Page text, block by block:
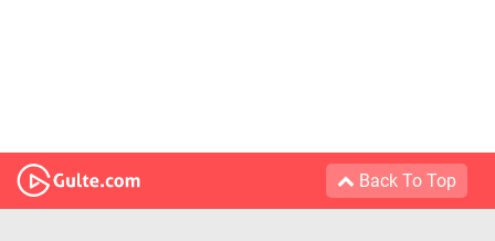
Back To Top